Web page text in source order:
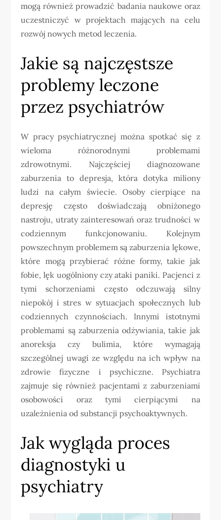
mogą również prowadzić badania naukowe oraz
uczestniczyć w projektach mających na celu
rozwój nowych metod leczenia.
Jakie są najczęstsze
problemy leczone
przez psychiatrów
W pracy psychiatrycznej można spotkać się z
wieloma różnorodnymi problemami
zdrowotnymi. Najczęściej diagnozowane
zaburzenia to depresja, która dotyka miliony
ludzi na całym świecie. Osoby cierpiące na
depresję często doświadczają obniżonego
nastroju, utraty zainteresowań oraz trudności w
codziennym funkcjonowaniu. Kolejnym
powszechnym problemem są zaburzenia lękowe,
które mogą przybierać różne formy, takie jak
fobie, lęk uogólniony czy ataki paniki. Pacjenci z
tymi schorzeniami często odczuwają silny
niepokój i stres w sytuacjach społecznych lub
codziennych czynnościach. Innymi istotnymi
problemami są zaburzenia odżywiania, takie jak
anoreksja czy bulimia, które wymagają
szczególnej uwagi ze względu na ich wpływ na
zdrowie fizyczne i psychiczne. Psychiatra
zajmuje się również pacjentami z zaburzeniami
osobowości oraz tymi cierpiącymi na
uzależnienia od substancji psychoaktywnych.
Jak wygląda proces
diagnostyki u
psychiatry